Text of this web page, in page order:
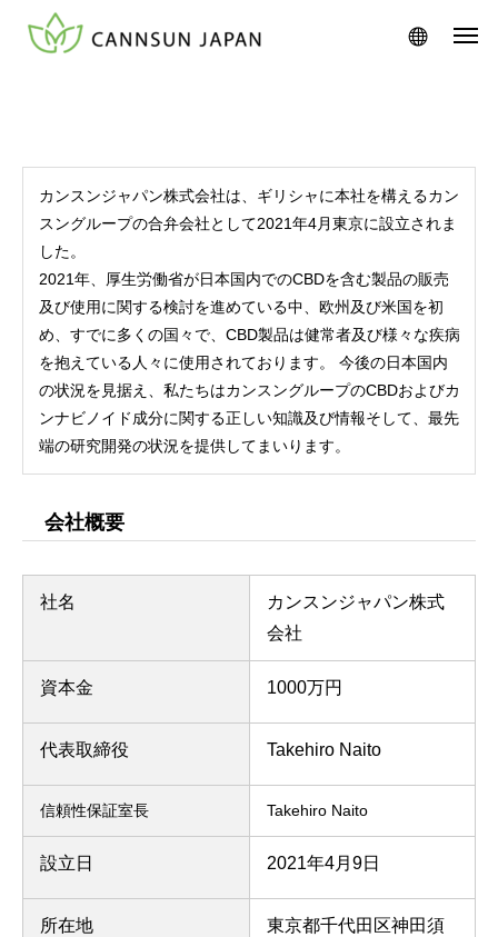
カンスンジャパン株式会社は、ギリシャに本社を構えるカン
スングループの合弁会社として2021年4月東京に設立されま
した。
2021年、厚生労働省が日本国内でのCBDを含む製品の販売
及び使用に関する検討を進めている中、欧州及び米国を初
め、すでに多くの国々で、CBD製品は健常者及び様々な疾病
を抱えている人々に使用されております。 今後の日本国内
の状況を見据え、私たちはカンスングループのCBDおよびカ
ンナビノイド成分に関する正しい知識及び情報そして、最先
端の研究開発の状況を提供してまいります。
会社概要
社名
カンスンジャパン株式
会社
資本金 1000万円
代表取締役 Takehiro Naito
信頼性保証室長 Takehiro Naito
設立日 2021年4月9日
所在地
東京都千代田区神田須